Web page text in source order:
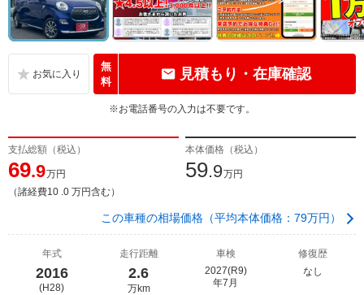
無
料
見積もり・在庫確認
※お電話番号の入力は不要です。
支払総額（税込）
69.9万円
（諸経費10 .0 万円含む）
本体価格（税込）
59.9万円
この車種の相場価格（平均本体価格：79万円）
年式
2016
(H28)
走行距離
2.6
万km
車検
2027(R9)
年7月
修復歴
なし